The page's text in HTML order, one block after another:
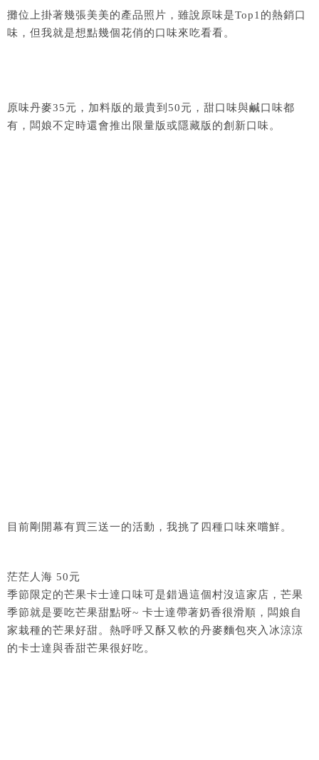
攤位上掛著幾張美美的產品照片，雖說原味是Top1的熱銷口
味，但我就是想點幾個花俏的口味來吃看看。
原味丹麥35元，加料版的最貴到50元，甜口味與鹹口味都
有，闆娘不定時還會推出限量版或隱藏版的創新口味。
目前剛開幕有買三送一的活動，我挑了四種口味來嚐鮮。
茫茫人海 50元
季節限定的芒果卡士達口味可是錯過這個村沒這家店，芒果
季節就是要吃芒果甜點呀~ 卡士達帶著奶香很滑順，闆娘自
家栽種的芒果好甜。熱呼呼又酥又軟的丹麥麵包夾入冰涼涼
的卡士達與香甜芒果很好吃。